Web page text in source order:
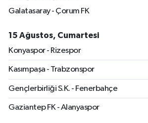
Galatasaray - Çorum FK
15 Ağustos, Cumartesi
Konyaspor - Rizespor
Kasımpaşa - Trabzonspor
Gençlerbirliği S.K. - Fenerbahçe
Gaziantep FK - Alanyaspor